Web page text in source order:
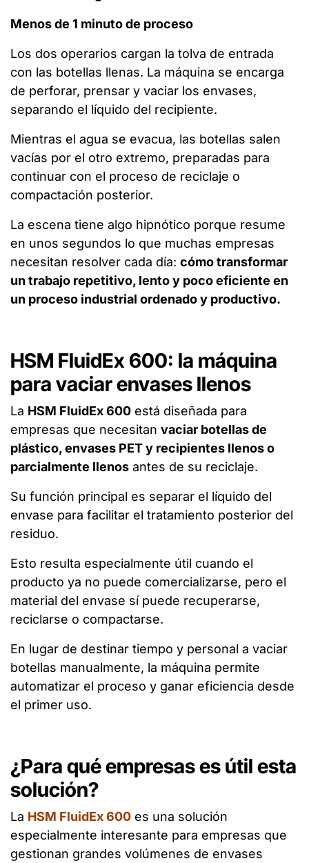
Menos de 1 minuto de proceso
Los dos operarios cargan la tolva de entrada
con las botellas llenas. La máquina se encarga
de perforar, prensar y vaciar los envases,
separando el líquido del recipiente.
Mientras el agua se evacua, las botellas salen
vacías por el otro extremo, preparadas para
continuar con el proceso de reciclaje o
compactación posterior.
La escena tiene algo hipnótico porque resume
en unos segundos lo que muchas empresas
necesitan resolver cada día: cómo transformar
un trabajo repetitivo, lento y poco eficiente en
un proceso industrial ordenado y productivo.
HSM FluidEx 600: la máquina
para vaciar envases llenos
La HSM FluidEx 600 está diseñada para
empresas que necesitan vaciar botellas de
plástico, envases PET y recipientes llenos o
parcialmente llenos antes de su reciclaje.
Su función principal es separar el líquido del
envase para facilitar el tratamiento posterior del
residuo.
Esto resulta especialmente útil cuando el
producto ya no puede comercializarse, pero el
material del envase sí puede recuperarse,
reciclarse o compactarse.
En lugar de destinar tiempo y personal a vaciar
botellas manualmente, la máquina permite
automatizar el proceso y ganar eficiencia desde
el primer uso.
¿Para qué empresas es útil esta
solución?
La HSM FluidEx 600 es una solución
especialmente interesante para empresas que
gestionan grandes volúmenes de envases